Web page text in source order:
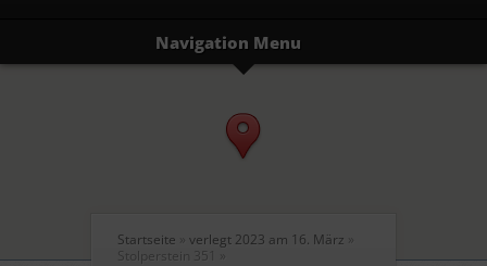
Navigation Menu
Startseite » verlegt 2023 am 16. März »
Stolperstein 351
»